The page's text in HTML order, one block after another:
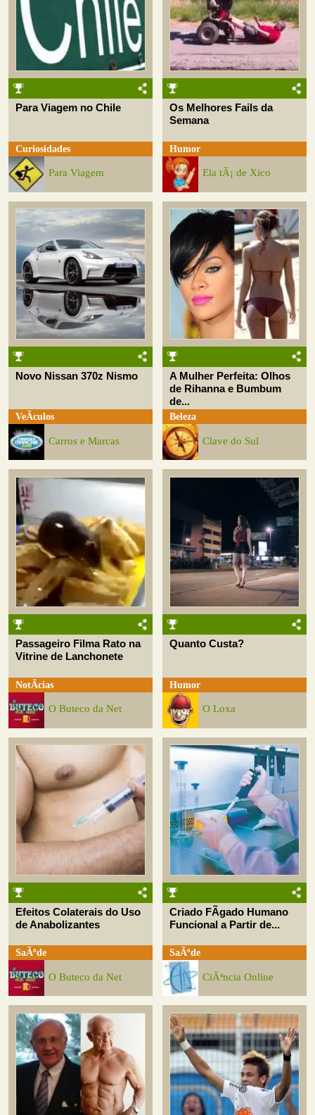
Para Viagem no Chile
Curiosidades
Para Viagem
Os Melhores Fails da
Semana
Humor
Ela tÃ¡ de Xico
Novo Nissan 370z Nismo
VeÃ­culos
Carros e Marcas
A Mulher Perfeita: Olhos
de Rihanna e Bumbum
de...
Beleza
Clave do Sul
Passageiro Filma Rato na
Vitrine de Lanchonete
NotÃ­cias
O Buteco da Net
Quanto Custa?
Humor
O Loxa
Efeitos Colaterais do Uso
de Anabolizantes
SaÃºde
O Buteco da Net
Criado FÃ­gado Humano
Funcional a Partir de...
SaÃºde
CiÃªncia Online